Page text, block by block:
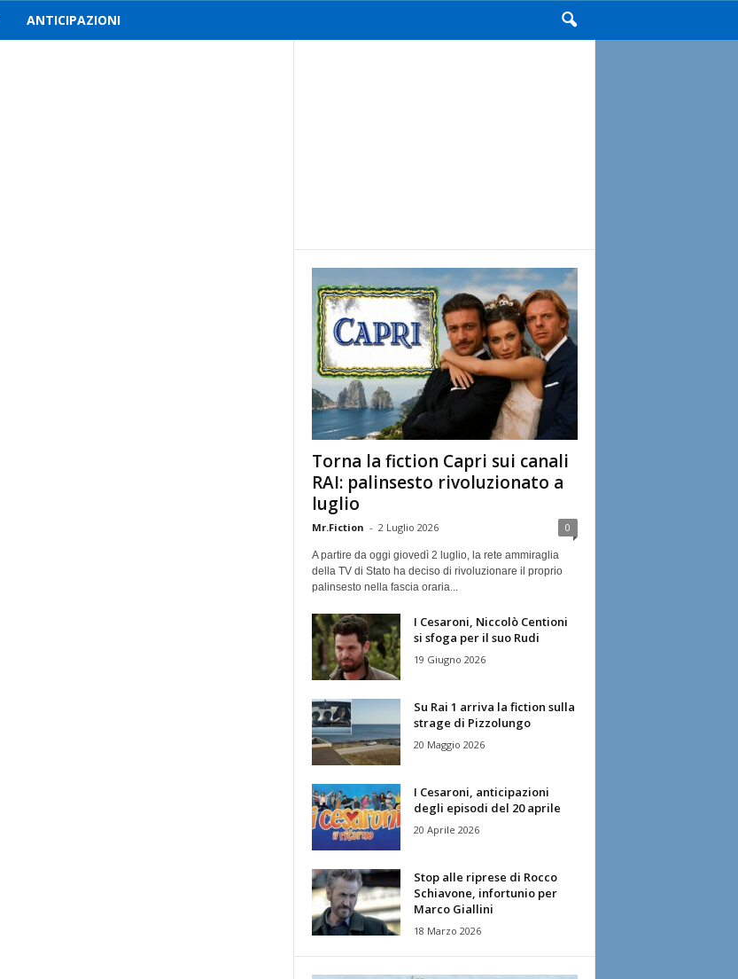
ANTICIPAZIONI
Torna la fiction Capri sui canali
RAI: palinsesto rivoluzionato a
luglio
Mr.Fiction - 2 Luglio 2026 0
A partire da oggi giovedì 2 luglio, la rete ammiraglia
della TV di Stato ha deciso di rivoluzionare il proprio
palinsesto nella fascia oraria...
I Cesaroni, Niccolò Centioni
si sfoga per il suo Rudi
19 Giugno 2026
Su Rai 1 arriva la fiction sulla
strage di Pizzolungo
20 Maggio 2026
I Cesaroni, anticipazioni
degli episodi del 20 aprile
20 Aprile 2026
Stop alle riprese di Rocco
Schiavone, infortunio per
Marco Giallini
18 Marzo 2026